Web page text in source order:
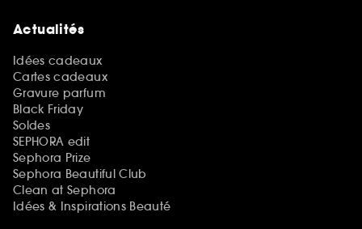
Actualités
Idées cadeaux
Cartes cadeaux
Gravure parfum
Black Friday
Soldes
SEPHORA edit
Sephora Prize
Sephora Beautiful Club
Clean at Sephora
Idées & Inspirations Beauté